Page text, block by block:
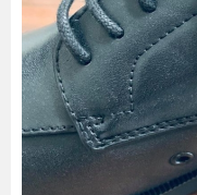
副業
グルメ